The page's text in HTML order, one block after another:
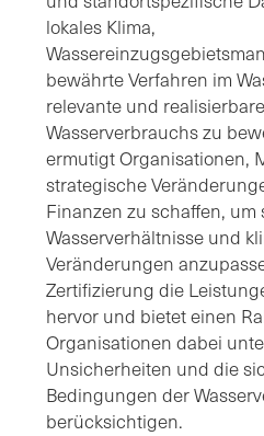
lokales Klima,
bewährte Verfahren im
relevante und
Wasserverbrauchs zu
ermutigt Organisationen,
strategische
Finanzen zu schaffen,
Wasserverhältnisse und
Veränderungen
Zertifizierung die
hervor und bietet einen
Organisationen dabei
Unsicherheiten und die
Bedingungen der
berücksichtigen.